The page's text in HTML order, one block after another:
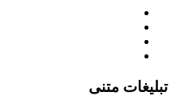
تبلیغات متنی